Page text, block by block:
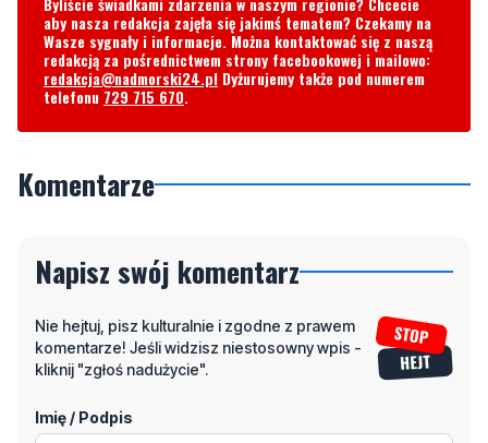
telefonu729 715 670.
Komentarze
Napisz swój komentarz
komentarze! Jeśli widzisz niestosowny wpis -
kliknij "zgłoś nadużycie".
Imię / Podpis
Odpowiedz